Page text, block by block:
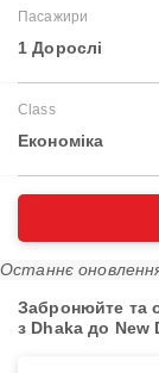
Пасажири
1 Дорослі
Class
Економіка
Останнє
Забронюйте та
з Dhaka до New